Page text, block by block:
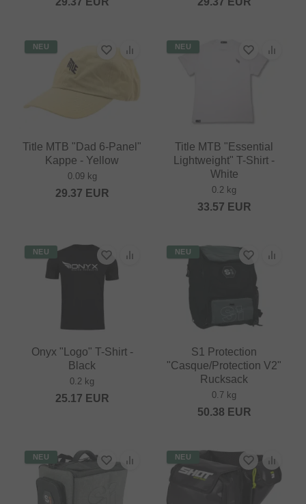
NEU
Title MTB "Dad 6-Panel"
Kappe - Yellow
0.09 kg
29.37 EUR
NEU
Title MTB "Essential
Lightweight" T-Shirt -
White
0.2 kg
33.57 EUR
NEU
Onyx "Logo" T-Shirt -
Black
0.2 kg
25.17 EUR
NEU
S1 Protection
"Casque/Protection V2"
Rucksack
0.7 kg
50.38 EUR
NEU NEU